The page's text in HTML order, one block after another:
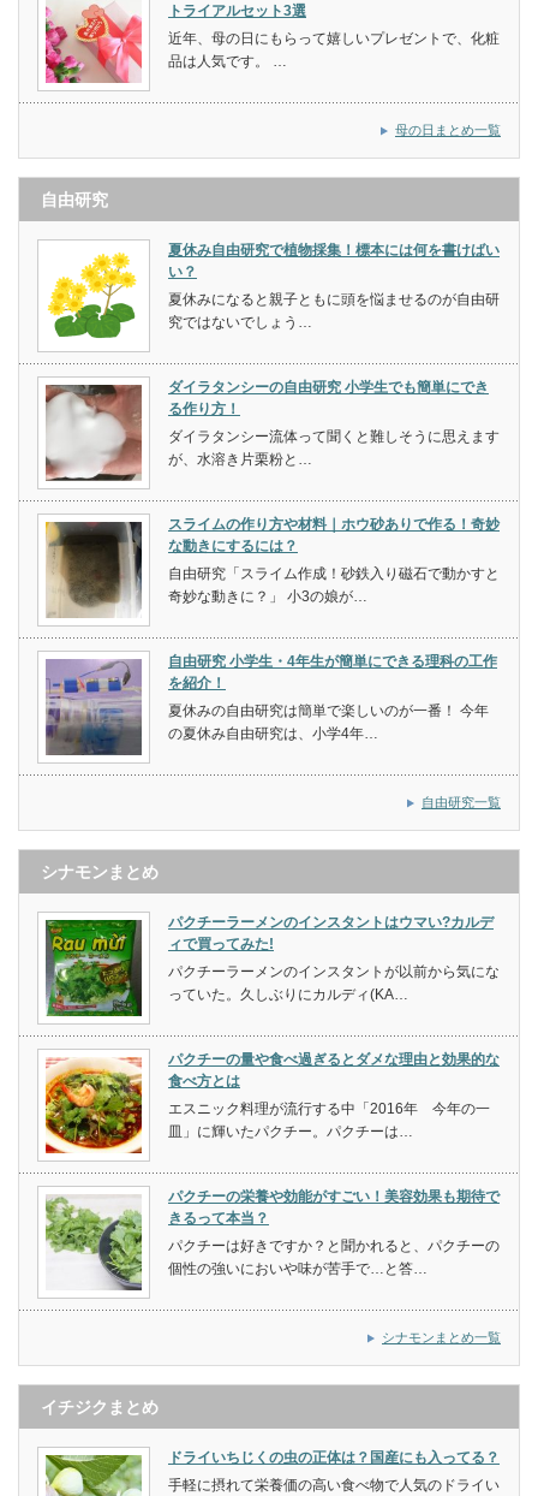
トライアルセット3選
近年、母の日にもらって嬉しいプレゼントで、化粧
品は人気です。 …
母の日まとめ一覧
自由研究
夏休み自由研究で植物採集！標本には何を書けばい
い？
夏休みになると親子ともに頭を悩ませるのが自由研
究ではないでしょう…
ダイラタンシーの自由研究 小学生でも簡単にでき
る作り方！
ダイラタンシー流体って聞くと難しそうに思えます
が、水溶き片栗粉と…
スライムの作り方や材料｜ホウ砂ありで作る！奇妙
な動きにするには？
自由研究「スライム作成！砂鉄入り磁石で動かすと
奇妙な動きに？」 小3の娘が…
自由研究 小学生・4年生が簡単にできる理科の工作
を紹介！
夏休みの自由研究は簡単で楽しいのが一番！ 今年
の夏休み自由研究は、小学4年…
自由研究一覧
シナモンまとめ
パクチーラーメンのインスタントはウマい?カルデ
ィで買ってみた!
パクチーラーメンのインスタントが以前から気にな
っていた。久しぶりにカルディ(KA…
パクチーの量や食べ過ぎるとダメな理由と効果的な
食べ方とは
エスニック料理が流行する中「2016年 今年の一
皿」に輝いたパクチー。パクチーは…
パクチーの栄養や効能がすごい！美容効果も期待で
きるって本当？
パクチーは好きですか？と聞かれると、パクチーの
個性の強いにおいや味が苦手で…と答…
シナモンまとめ一覧
イチジクまとめ
ドライいちじくの虫の正体は？国産にも入ってる？
手軽に摂れて栄養価の高い食べ物で人気のドライい